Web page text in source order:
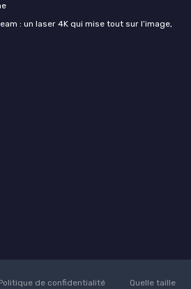
: un laser 4K qui mise tout sur l’image,
de confidentialité
Quelle taille